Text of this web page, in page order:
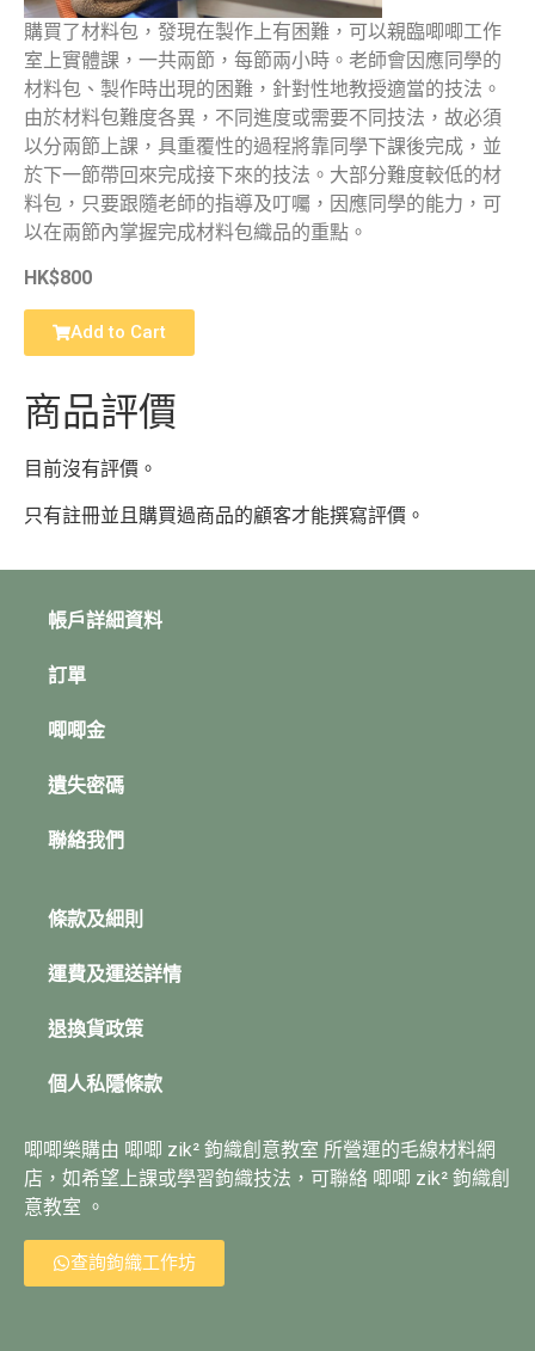
購買了材料包，發現在製作上有困難，可以親臨唧唧工作
室上實體課，一共兩節，每節兩小時。老師會因應同學的
材料包、製作時出現的困難，針對性地教授適當的技法。
由於材料包難度各異，不同進度或需要不同技法，故必須
以分兩節上課，具重覆性的過程將靠同學下課後完成，並
於下一節帶回來完成接下來的技法。大部分難度較低的材
料包，只要跟隨老師的指導及叮囑，因應同學的能力，可
以在兩節內掌握完成材料包織品的重點。
HK$800
Add to Cart
商品評價
目前沒有評價。
只有註冊並且購買過商品的顧客才能撰寫評價。
帳戶詳細資料
訂單
唧唧金
遺失密碼
聯絡我們
條款及細則
運費及運送詳情
退換貨政策
個人私隱條款
唧唧樂購由 唧唧 zik² 鉤織創意教室 所營運的毛線材料網
店，如希望上課或學習鉤織技法，可聯絡 唧唧 zik² 鉤織創
意教室 。
查詢鉤織工作坊